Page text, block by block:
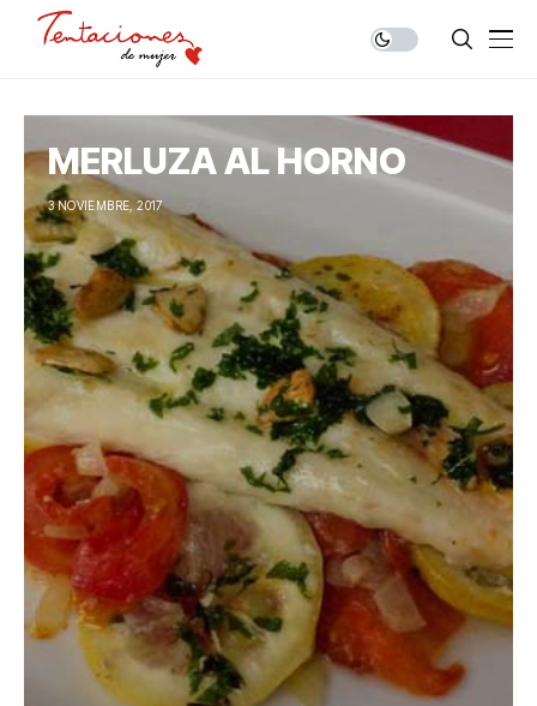
MERLUZA AL HORNO
3 NOVIEMBRE, 2017